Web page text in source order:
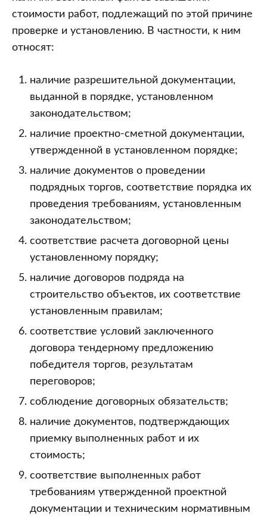
стоимости работ, подлежащий по этой причине
проверке и установлению. В частности, к ним
относят:
наличие разрешительной документации,
выданной в порядке, установленном
законодательством;
наличие проектно-сметной документации,
утвержденной в установленном порядке;
наличие документов о проведении
подрядных торгов, соответствие порядка их
проведения требованиям, установленным
законодательством;
соответствие расчета договорной цены
установленному порядку;
наличие договоров подряда на
строительство объектов, их соответствие
установленным правилам;
соответствие условий заключенного
договора тендерному предложению
победителя торгов, результатам
переговоров;
соблюдение договорных обязательств;
наличие документов, подтверждающих
приемку выполненных работ и их
стоимость;
соответствие выполненных работ
требованиям утвержденной проектной
документации и техническим нормативным